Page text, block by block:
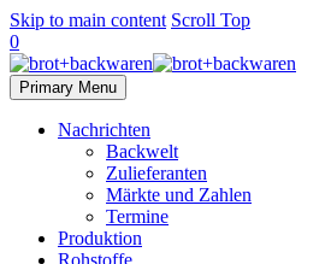
Skip to main content Scroll Top
0
Primary Menu
Nachrichten
Backwelt
Zulieferanten
Märkte und Zahlen
Termine
Produktion
Rohstoffe